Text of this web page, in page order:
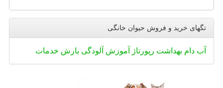
تگهای خرید و فروش حیوان خانگی
آب دام بهداشت رپورتاژ آموزش آلودگی بارش خدمات